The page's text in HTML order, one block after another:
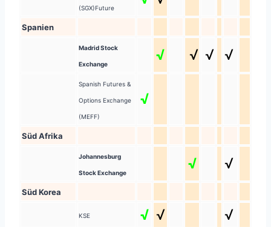
(SGX)Future
Spanien
Madrid Stock
Exchange
√ √ √ √
Spanish Futures &
Options Exchange
(MEFF)
√
Süd Afrika
Johannesburg
Stock Exchange
√ √
Süd Korea
KSE √ √ √